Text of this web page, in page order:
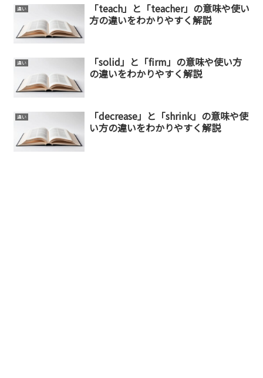
違い
「teach」と「teacher」の意味や使い
方の違いをわかりやすく解説
違い
「solid」と「firm」の意味や使い方
の違いをわかりやすく解説
違い
「decrease」と「shrink」の意味や使
い方の違いをわかりやすく解説